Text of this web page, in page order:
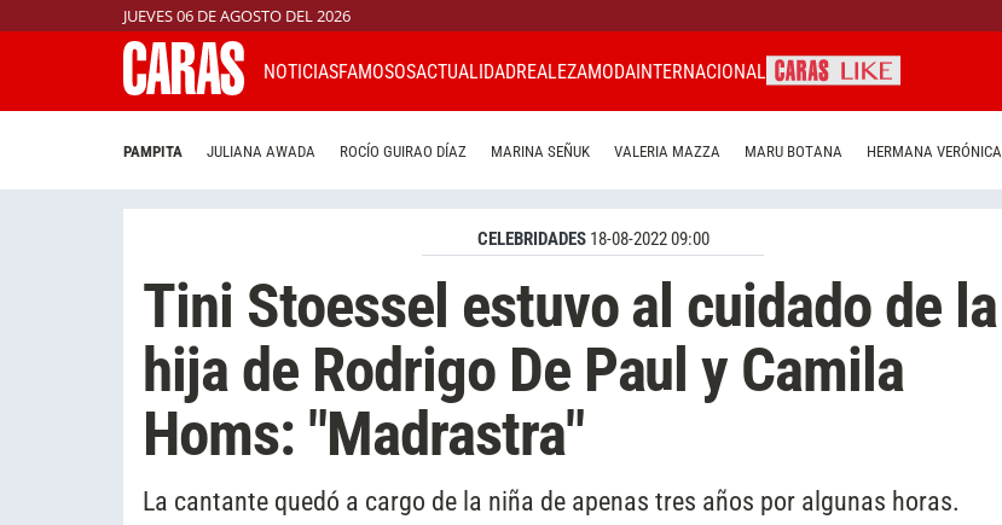
JUEVES 06 DE AGOSTO DEL 2026
NOTICIASFAMOSOSACTUALIDADREALEZAMODAINTERNACIONAL
PAMPITA JULIANA AWADA ROCÍO GUIRAO DÍAZ MARINA SEÑUK VALERIA MAZZA MARU BOTANA HERMANA VERÓNICA
CELEBRIDADES 18-08-2022 09:00
Tini Stoessel estuvo al cuidado de la
hija de Rodrigo De Paul y Camila
Homs: "Madrastra"
La cantante quedó a cargo de la niña de apenas tres años por algunas horas.